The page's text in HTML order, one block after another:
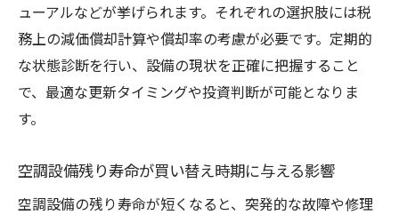
ューアルなどが挙げられます。それぞれの選択肢には税
務上の減価償却計算や償却率の考慮が必要です。定期的
な状態診断を行い、設備の現状を正確に把握すること
で、最適な更新タイミングや投資判断が可能となりま
す。
空調設備残り寿命が買い替え時期に与える影響
空調設備の残り寿命が短くなると、突発的な故障や修理